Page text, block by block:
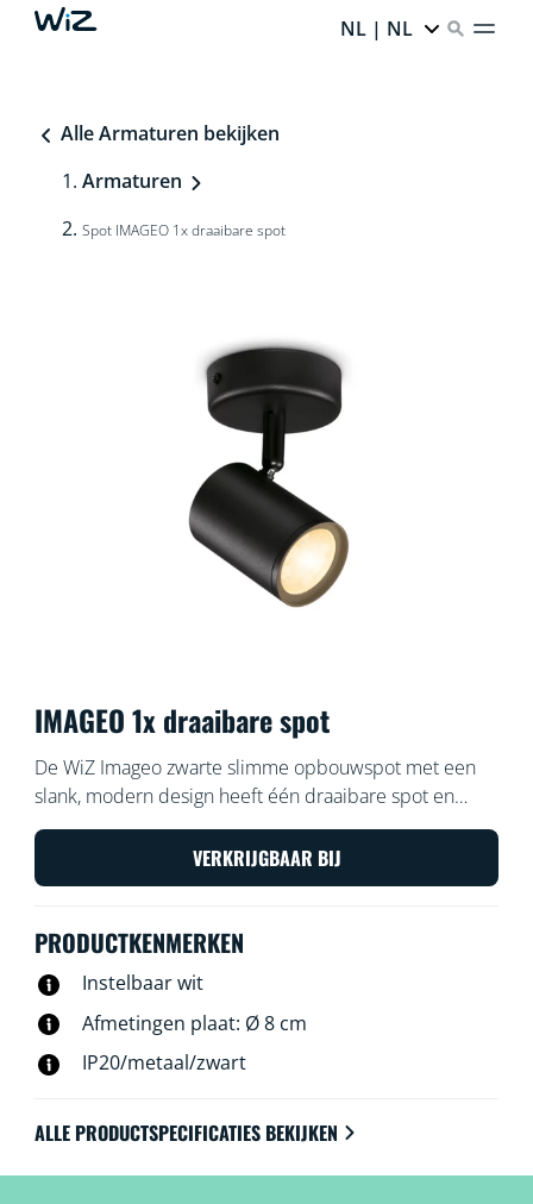
NL | NL
Alle Armaturen bekijken
Armaturen
Spot IMAGEO 1x draaibare spot
IMAGEO 1x draaibare spot
De WiZ Imageo zwarte slimme opbouwspot met een
slank, modern design heeft één draaibare spot en
warmwit of koelwit licht voor je ruimte. Gebruik je
WiFi-verbinding om de spot met de WiZ app of je stem
te bedienen.
VERKRIJGBAAR BIJ
PRODUCTKENMERKEN
Instelbaar wit
Afmetingen plaat: Ø 8 cm
IP20/metaal/zwart
ALLE PRODUCTSPECIFICATIES BEKIJKEN